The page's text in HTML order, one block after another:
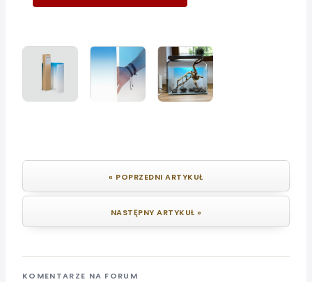
« POPRZEDNI ARTYKUŁ
NASTĘPNY ARTYKUŁ »
KOMENTARZE NA FORUM